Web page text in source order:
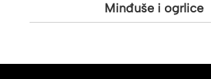
Minđuše i ogrlice